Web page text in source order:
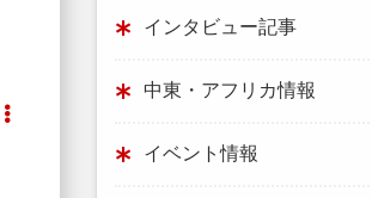
インタビュー記事
中東・アフリカ情報
イベント情報